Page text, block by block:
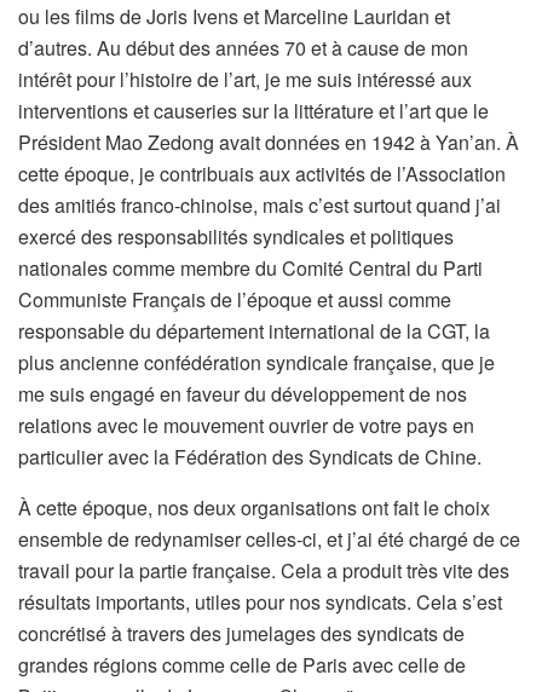
ou les films de Joris Ivens et Marceline Lauridan et
d’autres. Au début des années 70 et à cause de mon
intérêt pour l’histoire de l’art, je me suis intéressé aux
interventions et causeries sur la littérature et l’art que le
Président Mao Zedong avait données en 1942 à Yan’an. À
cette époque, je contribuais aux activités de l’Association
des amitiés franco-chinoise, mais c’est surtout quand j’ai
exercé des responsabilités syndicales et politiques
nationales comme membre du Comité Central du Parti
Communiste Français de l’époque et aussi comme
responsable du département international de la CGT, la
plus ancienne confédération syndicale française, que je
me suis engagé en faveur du développement de nos
relations avec le mouvement ouvrier de votre pays en
particulier avec la Fédération des Syndicats de Chine.
À cette époque, nos deux organisations ont fait le choix
ensemble de redynamiser celles-ci, et j’ai été chargé de ce
travail pour la partie française. Cela a produit très vite des
résultats importants, utiles pour nos syndicats. Cela s’est
concrétisé à travers des jumelages des syndicats de
grandes régions comme celle de Paris avec celle de